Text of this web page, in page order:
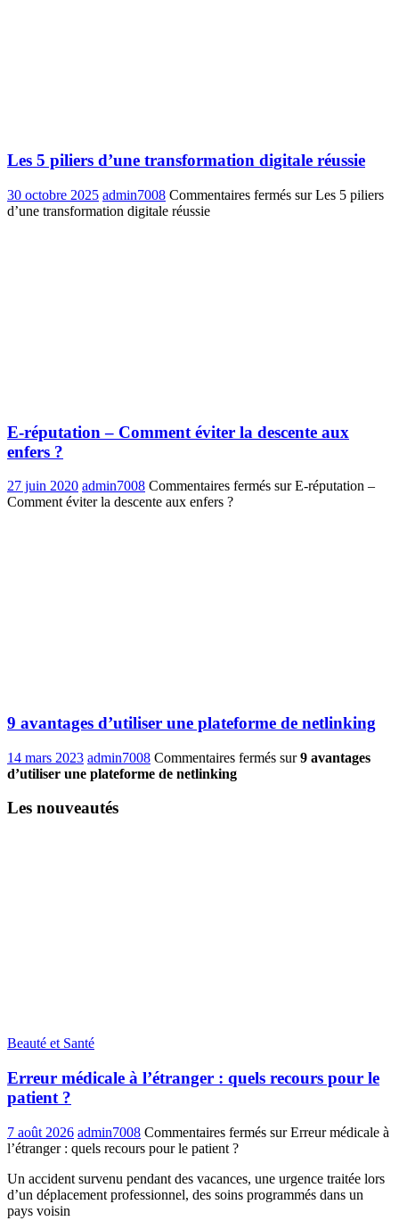
Les 5 piliers d’une transformation digitale réussie
30 octobre 2025 admin7008 Commentaires fermés sur Les 5 piliers
d’une transformation digitale réussie
E-réputation – Comment éviter la descente aux
enfers ?
27 juin 2020 admin7008 Commentaires fermés sur E-réputation –
Comment éviter la descente aux enfers ?
9 avantages d’utiliser une plateforme de netlinking
14 mars 2023 admin7008 Commentaires fermés sur9 avantages
d’utiliser une plateforme de netlinking
Les nouveautés
Beauté et Santé
Erreur médicale à l’étranger : quels recours pour le
patient ?
7 août 2026 admin7008 Commentaires fermés sur Erreur médicale à
l’étranger : quels recours pour le patient ?
Un accident survenu pendant des vacances, une urgence traitée lors
d’un déplacement professionnel, des soins programmés dans un
pays voisin